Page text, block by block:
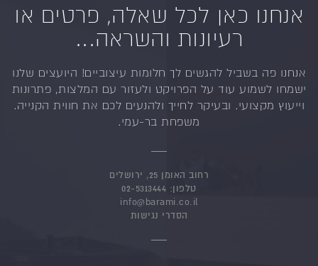
אנחנו כאן לכל שאלה, פרטים או
רעיונות והשראה...
אנחנו פה בשביל להגשים לך חלומות עיצוביים! היועצים שלנו
ישמחו לשמוע עוד על הפרויקט ולעזור עם המלצות, פתרונות
וייעוץ מקצועי. ובעיקר לחייך ולהנעים לכם את חווית הקנייה.
משפחת בר-עמי.
רחוב האומן 25, ירושלים
טלפון: 02-5313444
info@barami.co.il
הסדרי נגישות